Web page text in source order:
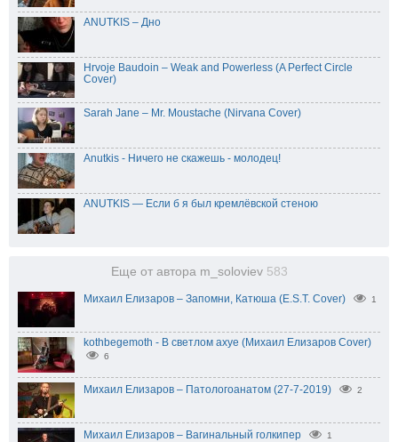
ANUTKIS – Дно
Hrvoje Baudoin – Weak and Powerless (A Perfect Circle
Cover)
Sarah Jane – Mr. Moustache (Nirvana Cover)
Anutkis - Ничего не скажешь - молодец!
ANUTKIS — Если б я был кремлёвской стеною
Еще от автора m_soloviev 583
Михаил Елизаров – Запомни, Катюша (E.S.T. Cover) 1
kothbegemoth - В светлом ахуе (Михаил Елизаров Cover)
6
Михаил Елизаров – Патологоанатом (27-7-2019) 2
Михаил Елизаров – Вагинальный голкипер 1